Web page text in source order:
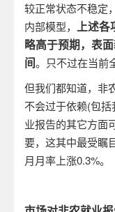
较正常状态不稳定
内部模型， 上述各
略高于预期，表
间。只不过在当前
但我们都知道，非
不会过于依赖(包括
业报告的其它方面
要，这其中最受瞩
月月率上涨0.3%。